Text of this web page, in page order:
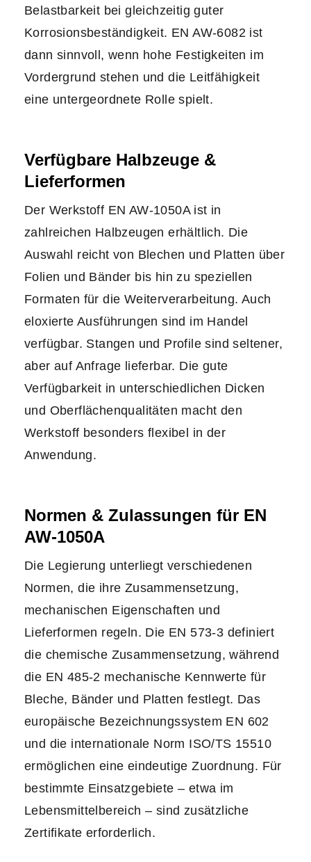
Belastbarkeit bei gleichzeitig guter
Korrosionsbeständigkeit. EN AW-6082 ist
dann sinnvoll, wenn hohe Festigkeiten im
Vordergrund stehen und die Leitfähigkeit
eine untergeordnete Rolle spielt.
Verfügbare Halbzeuge &
Lieferformen
Der Werkstoff EN AW-1050A ist in
zahlreichen Halbzeugen erhältlich. Die
Auswahl reicht von Blechen und Platten über
Folien und Bänder bis hin zu speziellen
Formaten für die Weiterverarbeitung. Auch
eloxierte Ausführungen sind im Handel
verfügbar. Stangen und Profile sind seltener,
aber auf Anfrage lieferbar. Die gute
Verfügbarkeit in unterschiedlichen Dicken
und Oberflächenqualitäten macht den
Werkstoff besonders flexibel in der
Anwendung.
Normen & Zulassungen für EN
AW-1050A
Die Legierung unterliegt verschiedenen
Normen, die ihre Zusammensetzung,
mechanischen Eigenschaften und
Lieferformen regeln. Die EN 573-3 definiert
die chemische Zusammensetzung, während
die EN 485-2 mechanische Kennwerte für
Bleche, Bänder und Platten festlegt. Das
europäische Bezeichnungssystem EN 602
und die internationale Norm ISO/TS 15510
ermöglichen eine eindeutige Zuordnung. Für
bestimmte Einsatzgebiete – etwa im
Lebensmittelbereich – sind zusätzliche
Zertifikate erforderlich.